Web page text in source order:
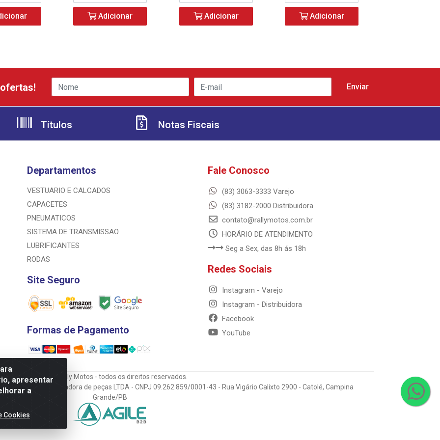
Adicionar Adicionar Adicionar
apresentar
a
Cookies
Títulos Notas Fiscais
Departamentos
VESTUARIO E CALCADOS
CAPACETES
PNEUMATICOS
SISTEMA DE TRANSMISSAO
LUBRIFICANTES
RODAS
Site Seguro
Formas de Pagamento
Fale Conosco
(83) 3063-3333 Varejo
(83) 3182-2000 Distribuidora
contato@rallymotos.com.br
HORÁRIO DE ATENDIMENTO
Seg a Sex, das 8h ás 18h
Redes Sociais
Instagram - Varejo
Instagram - Distribuidora
Facebook
YouTube
© 2023 Rally Motos - todos os direitos reservados.
e transportadora de peças LTDA - CNPJ 09.262.859/0001-43 - Rua Vigário Calixto 2900 - Catolé, Campina
Grande/PB